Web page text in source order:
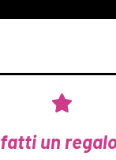
fatti un